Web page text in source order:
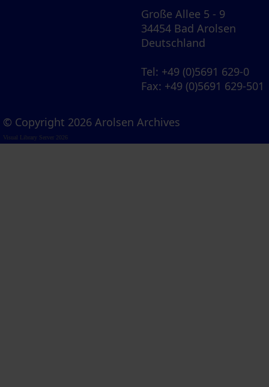
Große Allee 5 - 9
34454 Bad Arolsen
Deutschland
Tel: +49 (0)5691 629-0
Fax: +49 (0)5691 629-501
© Copyright 2026 Arolsen Archives
Visual Library Server 2026